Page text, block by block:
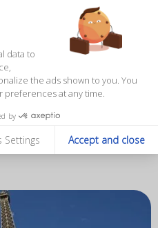
data to
the ads shown to you. You
at any time.
by
Settings Accept and close
字幕，并伴随“爱之殿堂”
人活动的信息，请查看我
准备好体验一个难忘的夏